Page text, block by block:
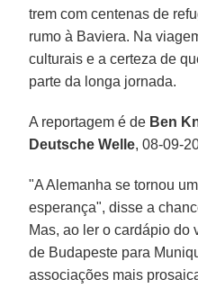
trem com centenas de
rumo à Baviera. Na
culturais e a certeza de
parte da longa jornada.
A reportagem é de Ben
Deutsche Welle, 08-09-
"A Alemanha se tornou
esperança", disse a
Mas, ao ler o cardápio do
de Budapeste para
associações mais